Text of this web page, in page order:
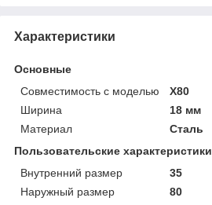
Характеристики
Основные
Совместимость с моделью
X80
Ширина
18 мм
Материал
Сталь
Пользовательские характеристики
Внутренний размер
35
Наружный размер
80